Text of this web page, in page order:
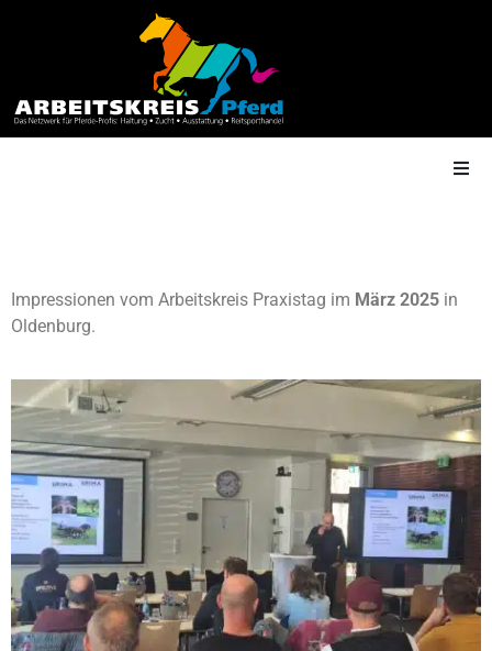
Termine
Shop
Gütesiegel
Mediathek
Kontakt
Partner
Impressionen vom Arbeitskreis Praxistag im März 2025 in
Oldenburg.